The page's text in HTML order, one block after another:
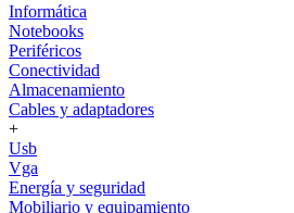
Informática
Notebooks
Periféricos
Conectividad
Almacenamiento
Cables y adaptadores
+
Usb
Vga
Energía y seguridad
Mobiliario y equipamiento